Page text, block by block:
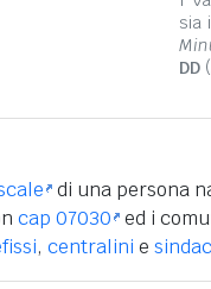
sia
DD (
di una persona
cap 07030 ed i
, centralini e